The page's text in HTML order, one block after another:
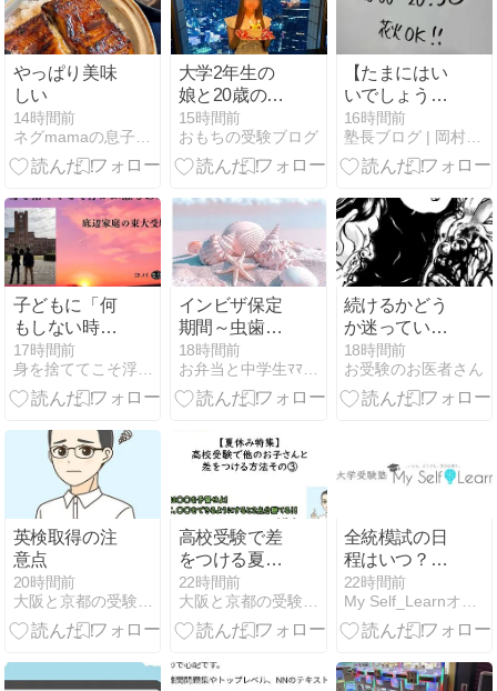
やっぱり美味
しい
14時間前
ネグmamaの息子は京大へ
大学2年生の
娘と20歳のバ
ースデーディ
ナーへ｜池袋
サンシャイン
景
15時間前
おもちの受験ブログ
【たまにはい
いでしょう】
外でドンドン
音がしたら気
になるもんね
16時間前
塾長ブログ | 岡村塾 大阪茨木の学習塾
子どもに「何
もしない時
間」を与えて
いますか？
17時間前
身を捨ててこそ浮かぶ瀬もあれ〜底辺家庭の東大受験〜
インビザ保定
期間～虫歯治
療
18時間前
お弁当と中学生ﾏﾏのﾂﾌﾞﾔｷ
続けるかどう
か迷っていま
す
18時間前
お受験のお医者さん
英検取得の注
意点
20時間前
大阪と京都の受験の裏側
高校受験で差
をつける夏の
過ごし方・そ
の３
22時間前
大阪と京都の受験の裏側
全統模試の日
程はいつ？申
し込み方法と
過去問の使い
方
22時間前
My Self_Learnオフィシャルブログ